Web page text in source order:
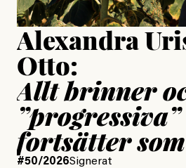
Alexandra
Otto:
Allt brinner
”progressiva”
fortsätter
#50/2026Signerat